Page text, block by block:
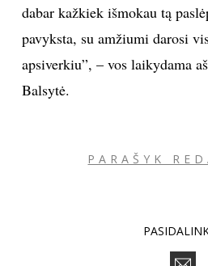
taisyklėmis
dabar kažkiek išmokau tą
pavyksta, su amžiumi darosi
apsiverkiu”, – vos laikydama
Balsytė.
PARAŠYK